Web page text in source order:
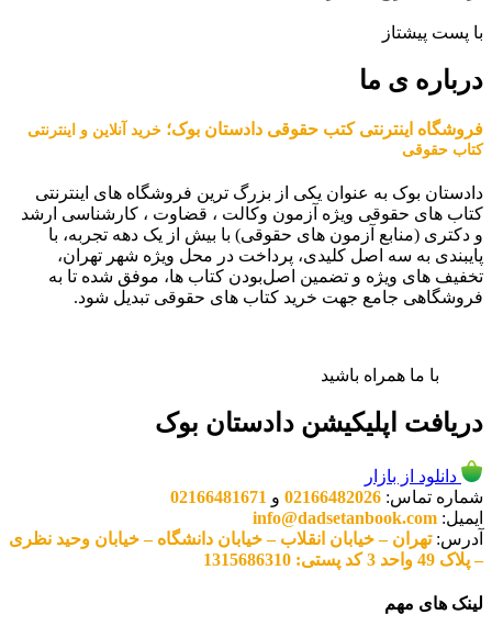
با پست پیشتاز
درباره ی ما
فروشگاه اینترنتی کتب حقوقی دادستان بوک؛ خرید آنلاین و اینترنتی
کتاب حقوقی
دادستان بوک به عنوان یکی از بزرگ ترین فروشگاه های اینترنتی
کتاب های حقوقی ویژه آزمون وکالت ، قضاوت ، کارشناسی ارشد
و دکتری (منابع آزمون های حقوقی) با بیش از یک دهه تجربه، با
پایبندی به سه اصل کلیدی، پرداخت در محل ویژه شهر تهران،
تخفیف های ویژه و تضمین اصل‌بودن کتاب ها، موفق شده تا به
فروشگاهی جامع جهت خرید کتاب های حقوقی تبدیل شود.
با ما همراه باشید
دریافت اپلیکیشن دادستان بوک
دانلود از بازار
شماره تماس: 02166482026 و 02166481671
ایمیل: info@dadsetanbook.com
آدرس:تهران – خیابان انقلاب – خیابان دانشگاه – خیابان وحید نظری
– پلاک 49 واحد 3 کد پستی: 1315686310
لینک های مهم